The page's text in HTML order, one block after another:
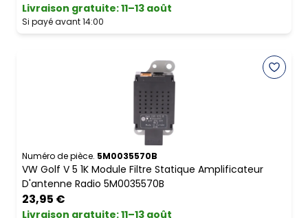
Livraison gratuite:11–13 août
Si payé avant 14:00
Numéro de pièce. 5M0035570B
VW Golf V 5 1K Module Filtre Statique Amplificateur
D'antenne Radio 5M0035570B
23,95 €
Livraison gratuite:11–13 août